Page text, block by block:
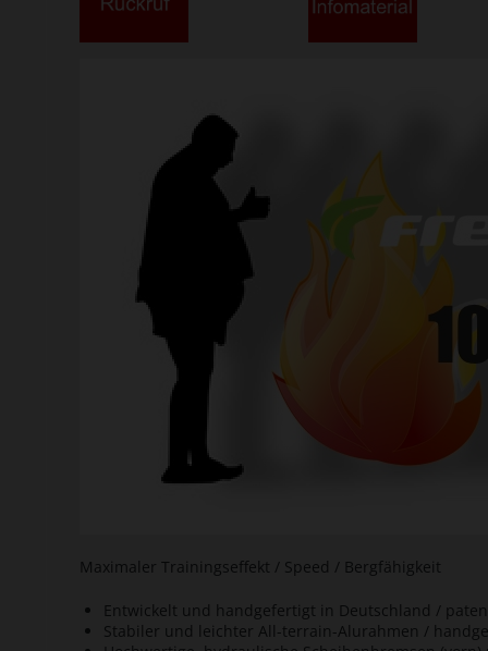
Maximaler Trainingseffekt / Speed / Bergfähigkeit
Entwickelt und handgefertigt in Deutschland /
Stabiler und leichter All-terrain-Alurahmen /